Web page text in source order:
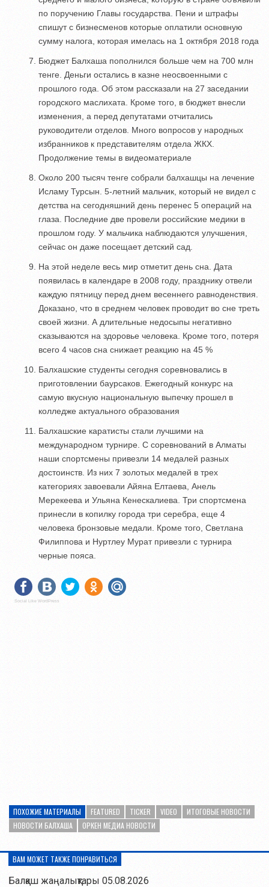
по поручению Главы государства. Пени и штрафы
спишут с бизнесменов которые оплатили основную
сумму налога, которая имелась на 1 октября 2018 года
Бюджет Балхаша пополнился больше чем на 700 млн
тенге. Деньги остались в казне неосвоенными с
прошлого года. Об этом рассказали на 27 заседании
городского маслихата. Кроме того, в бюджет внесли
изменения, а перед депутатами отчитались
руководители отделов. Много вопросов у народных
избранников к представителям отдела ЖКХ.
Продолжение темы в видеоматериале
Около 200 тысяч тенге собрали балхашцы на лечение
Исламу Турсын. 5-летний мальчик, который не видел с
детства на сегодняшний день перенес 5 операций на
глаза. Последние две провели российские медики в
прошлом году. У мальчика наблюдаются улучшения,
сейчас он даже посещает детский сад.
На этой неделе весь мир отметит день сна. Дата
появилась в календаре в 2008 году, празднику отвели
каждую пятницу перед днем весеннего равноденствия.
Доказано, что в среднем человек проводит во сне треть
своей жизни. А длительные недосыпы негативно
сказываются на здоровье человека. Кроме того, потеря
всего 4 часов сна снижает реакцию на 45 %
Балхашские студенты сегодня соревновались в
приготовлении баурсаков. Ежегодный конкурс на
самую вкусную национальную выпечку прошел в
колледже актуального образования
Балхашские каратисты стали лучшими на
международном турнире. С соревнований в Алматы
наши спортсмены привезли 14 медалей разных
достоинств. Из них 7 золотых медалей в трех
категориях завоевали Айяна Елтаева, Анель
Мерекеева и Ульяна Кенескалиева. Три спортсмена
принесли в копилку города три серебра, еще 4
человека бронзовые медали. Кроме того, Светлана
Филиппова и Нуртлеу Мурат привезли с турнира
черные пояса.
Social Like WordPress
ПОХОЖИЕ МАТЕРИАЛЫ FEATURED TICKER VIDEO
ИТОГОВЫЕ НОВОСТИ
НОВОСТИ БАЛХАША
ОРКЕН МЕДИА НОВОСТИ
ВАМ МОЖЕТ ТАКЖЕ ПОНРАВИТЬСЯ
Балқаш жаңалықтары 05.08.2026